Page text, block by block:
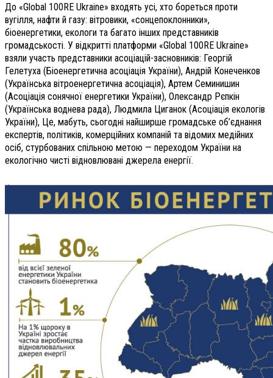
До «Global 100RE Ukraine» входять усі, хто бореться проти
вугілля, нафти й газу: вітровики, «сонцепоклонники»,
біоенергетики, екологи та багато інших представників
громадськості. У відкритті платформи «Global 100RE Ukraine»
взяли участь представники асоціацій-засновників: Георгій
Гелетуха (Біоенергетична асоціація України), Андрій Конеченков
(Українська вітроенергетична асоціація), Артем Семинишин
(Асоціація сонячної енергетики України), Олександр Рєпкін
(Українська воднева рада), Людмила Циганок (Асоціація екологів
України), Це, мабуть, сьогодні найширше громадське об’єднання
експертів, політиків, комерційних компаній та відомих медійних
осіб, стурбованих спільною метою — переходом України на
екологічно чисті відновлювані джерела енергії.